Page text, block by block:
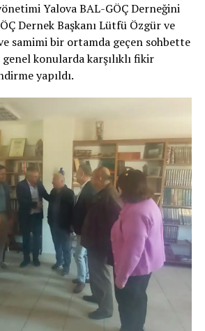
Yalova BAL-GÖÇ Derneğini
Dernek Başkanı Lütfü Özgür ve
samimi bir ortamda geçen sohbette
konularda karşılıklı fikir
yapıldı.